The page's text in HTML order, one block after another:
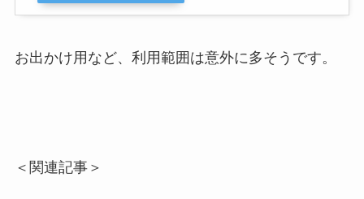
お出かけ用など、利用範囲は意外に多そうです。
＜関連記事＞